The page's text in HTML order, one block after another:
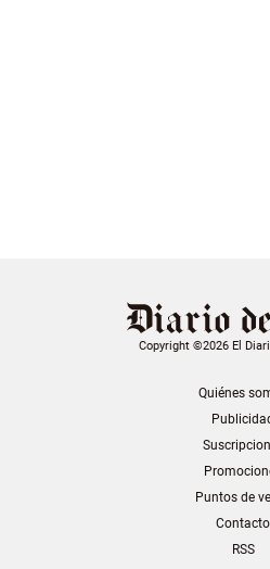
Copyright ©2026 El
Quiénes
Puntos de
Contacto
RSS